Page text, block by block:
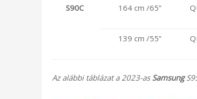
S90C 164 cm /65”
139 cm /55”
Az alábbi táblázat a 2023-as Samsung